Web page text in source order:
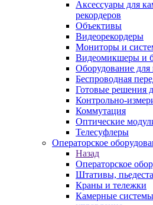
Аксессуары для
рекордеров
Объективы
Видеорекордеры
Мониторы и
Видеомикшеры и
Оборудование
Беспроводная
Готовые решения
Контрольно-
Коммутация
Оптические
Телесуфлеры
Операторское
Назад
Операторское
Штативы,
Краны и тележки
Камерные